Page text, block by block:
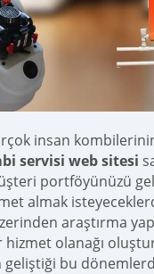
insan
servisi web sitesi
portföyünüzü
almak
araştırma
olanağı
bu